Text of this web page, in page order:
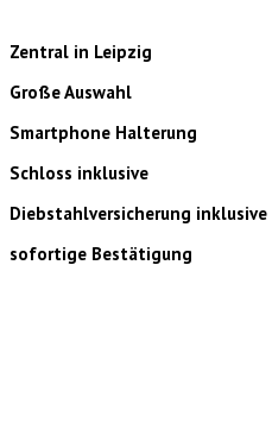
Zentral in Leipzig
Große Auswahl
Smartphone Halterung
Schloss inklusive
Diebstahlversicherung inklusive
sofortige Bestätigung